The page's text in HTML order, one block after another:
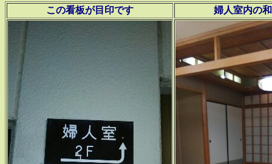
この看板が目印です 婦人室内の